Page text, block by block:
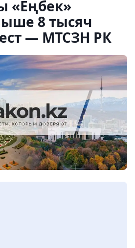
«Еңбек»
8 тысяч
— МТСЗН РК